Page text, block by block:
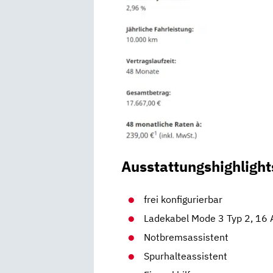
frei konfigurierbar
Ladekabel Mode 3 Typ 2, 16
Notbremsassistent
Spurhalteassistent